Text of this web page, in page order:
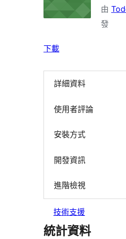
由
發
下載
詳細資料
使用者評論
安裝方式
開發資訊
進階檢視
技術支援
統計資料